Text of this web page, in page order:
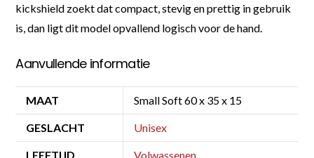
kickshield zoekt dat compact, stevig en prettig in gebruik
is, dan ligt dit model opvallend logisch voor de hand.
Aanvullende informatie
MAAT Small Soft 60 x 35 x 15
GESLACHT Unisex
LEEFTIJD Volwassenen